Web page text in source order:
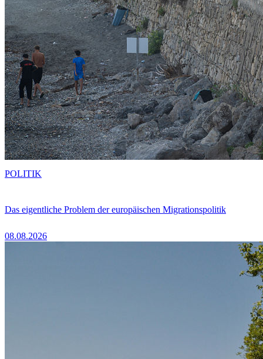
Das eigentliche Problem der europäischen Migrationspolitik
08.08.2026
POLITIK